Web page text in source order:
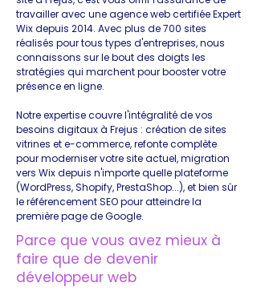
travailler avec une agence web certifiée Expert
Wix depuis 2014. Avec plus de 700 sites
réalisés pour tous types d'entreprises, nous
connaissons sur le bout des doigts les
stratégies qui marchent pour booster votre
présence en ligne.
Notre expertise couvre l'intégralité de vos
besoins digitaux à Frejus : création de sites
vitrines et e-commerce, refonte complète
pour moderniser votre site actuel, migration
vers Wix depuis n'importe quelle plateforme
(WordPress, Shopify, PrestaShop...), et bien sûr
le référencement SEO pour atteindre la
première page de Google.
Parce que vous avez mieux à
faire que de devenir
développeur web